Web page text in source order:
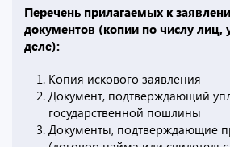
Перечень прилагаемых к
документов (копии по числу лиц,
деле):
Копия искового заявления
Документ, подтверждающий
государственной пошлины
Документы, подтверждающие